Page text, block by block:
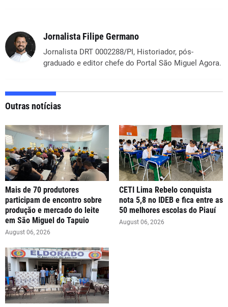
Jornalista Filipe Germano
Jornalista DRT 0002288/PI, Historiador, pós-
graduado e editor chefe do Portal São Miguel Agora.
Outras notícias
Mais de 70 produtores
participam de encontro sobre
produção e mercado do leite
em São Miguel do Tapuio
August 06, 2026
CETI Lima Rebelo conquista
nota 5,8 no IDEB e fica entre as
50 melhores escolas do Piauí
August 06, 2026